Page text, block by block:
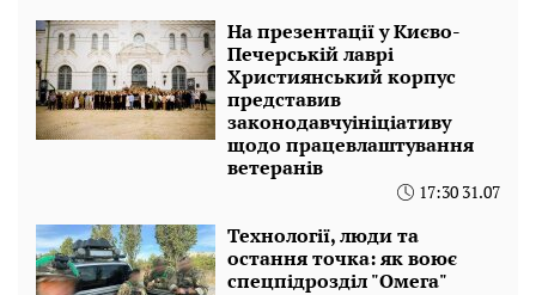
На презентації у Києво-
Печерській лаврі
Християнський корпус
представив
законодавчуініціативу
щодо працевлаштування
ветеранів
17:30 31.07
Технології, люди та
остання точка: як воює
спецпідрозділ "Омега"